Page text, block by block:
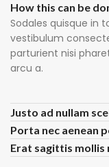
How this can be
Sodales quisque in
vestibulum
parturient nisi
arcu a.
Justo ad nullam
Porta nec aenean
Erat sagittis mollis